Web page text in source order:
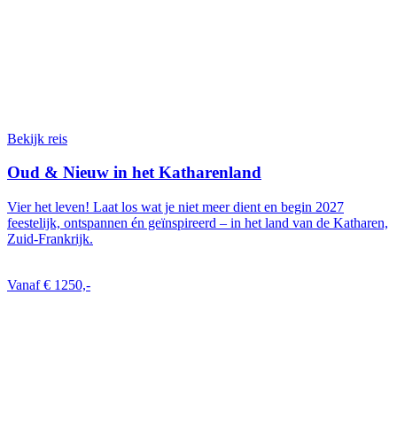
Bekijk reis
Oud & Nieuw in het Katharenland
Vier het leven! Laat los wat je niet meer dient en begin 2027
feestelijk, ontspannen én geïnspireerd – in het land van de Katharen,
Zuid-Frankrijk.
Vanaf € 1250,-